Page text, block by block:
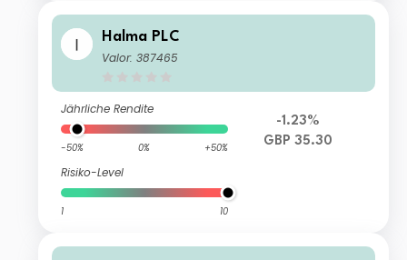
Halma PLC
Valor: 387465
Jährliche Rendite
-50% 0% +50%
Risiko-Level
1 10
-1.23%
GBP 35.30